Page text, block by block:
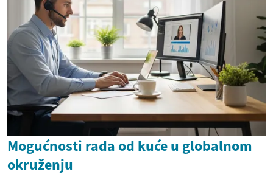
Mogućnosti rada od kuće u globalnom
okruženju